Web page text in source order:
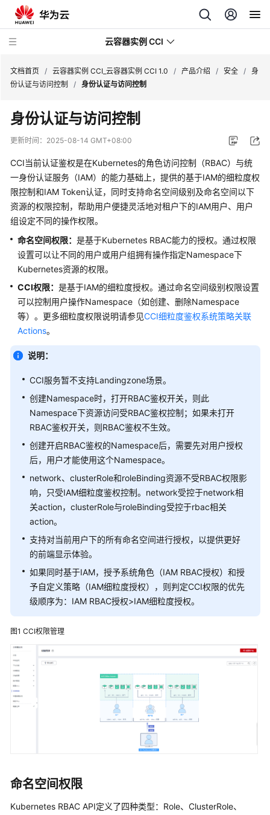
云容器实例 CCI
最
动
态
产
品
介
绍
什
么
是
云
容
实
产
品
优
应
用
场
景
品
功
能
安
份
认
于
IAM
文档首页 / 云容器实例 CCI_云容器实例 CCI 1.0 / 产品介绍 / 安全 /
身
份认证与访问控制
/ 身份认证与访问控制
身份认证与访问控制
更新时间： 2025-08-14 GMT+08:00
CCI当前认证鉴权是在Kubernetes的角色访问控制（RBAC）与统
一身份认证服务（IAM）的能力基础上，提供的基于IAM的细粒度权
限控制和IAM Token认证，同时支持命名空间级别及命名空间以下
资源的权限控制，帮助用户便捷灵活地对租户下的IAM用户、用户
组设定不同的操作权限。
命名空间权限： 是基于Kubernetes RBAC能力的授权。通过权限
设置可以让不同的用户或用户组拥有操作指定Namespace下
Kubernetes资源的权限。
CCI权限： 是基于IAM的细粒度授权。通过命名空间级别权限设置
可以控制用户操作Namespace（如创建、删除Namespace
等）。更多细粒度权限说明请参见CCI细粒度鉴权系统策略关联
Actions。
说明：
CCI服务暂不支持Landingzone场景。
创建Namespace时，打开RBAC鉴权开关，则此
Namespace下资源访问受RBAC鉴权控制；如果未打开
RBAC鉴权开关，则RBAC鉴权不生效。
创建开启RBAC鉴权的Namespace后，需要先对用户授权
后，用户才能使用这个Namespace。
network、clusterRole和roleBinding资源不受RBAC权限影
响，只受IAM细粒度鉴权控制。network受控于network相
关action，clusterRole与roleBinding受控于rbac相关
action。
支持对当前用户下的所有命名空间进行授权，以提供更好
的前端显示体验。
如果同时基于IAM，授予系统角色（IAM RBAC授权）和授
予自定义策略（IAM细粒度授权），则判定CCI权限的优先
级顺序为：IAM RBAC授权>IAM细粒度授权。
图1 CCI权限管理
命名空间权限
Kubernetes RBAC API定义了四种类型：Role、ClusterRole、